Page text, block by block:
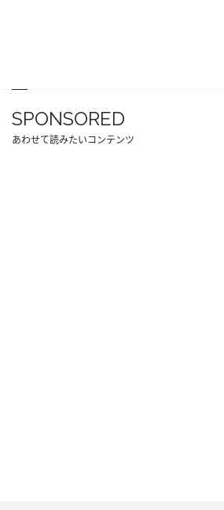
SPONSORED
あわせて読みたいコンテンツ